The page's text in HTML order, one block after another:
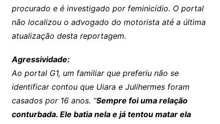
procurado e é investigado por feminicídio. O portal
não localizou o advogado do motorista até a última
atualização desta reportagem.
Agressividade:
Ao portal G1, um familiar que preferiu não se
identificar contou que Uiara e Julihermes foram
casados por 16 anos. “Sempre foi uma relação
conturbada. Ele batia nela e já tentou matar ela